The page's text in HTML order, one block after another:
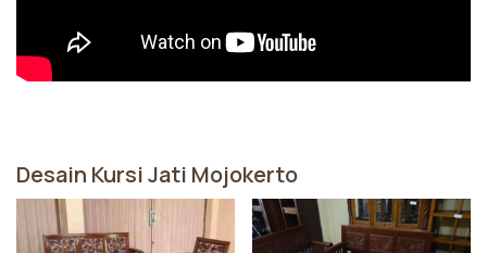
Desain Kursi Jati Mojokerto